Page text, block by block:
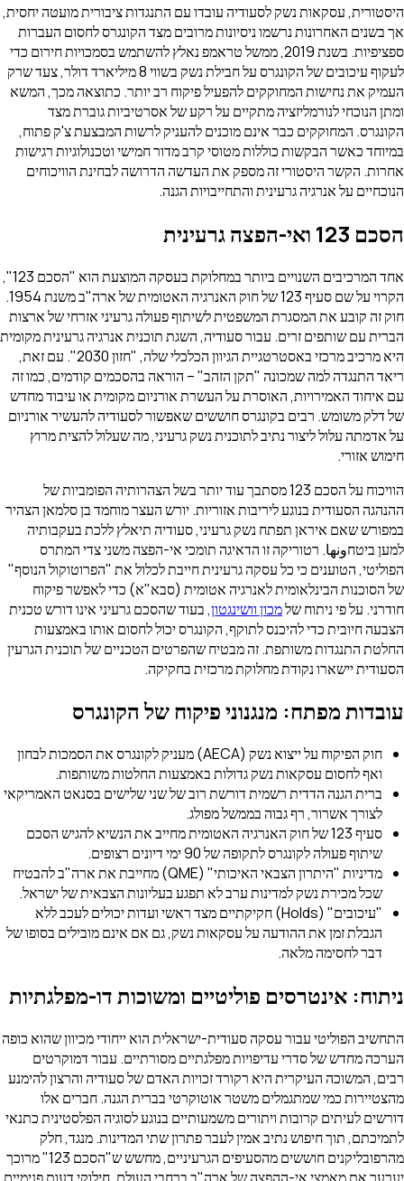
היסטורית, עסקאות נשק לסעודיה עובדו עם התנגדות ציבורית מועטה יחסית,
אך בשנים האחרונות נרשמו ניסיונות מרובים מצד הקונגרס לחסום העברות
ספציפיות. בשנת 2019, ממשל טראמפ נאלץ להשתמש בסמכויות חירום כדי
לעקוף עיכובים של הקונגרס על חבילת נשק בשווי 8 מיליארד דולר, צעד שרק
העמיק את נחישות המחוקקים להפעיל פיקוח רב יותר. כתוצאה מכך, המשא
ומתן הנוכחי לנורמליזציה מתקיים על רקע של אסרטיביות גוברת מצד
הקונגרס. המחוקקים כבר אינם מוכנים להעניק לרשות המבצעת צ'ק פתוח,
במיוחד כאשר הבקשות כוללות מטוסי קרב מדור חמישי וטכנולוגיות רגישות
אחרות. הקשר היסטורי זה מספק את העדשה הדרושה לבחינת הוויכוחים
הנוכחיים על אנרגיה גרעינית והתחייבויות הגנה.
הסכם 123 ואי-הפצה גרעינית
אחד המרכיבים השנויים ביותר במחלוקת בעסקה המוצעת הוא "הסכם 123",
הקרוי על שם סעיף 123 של חוק האנרגיה האטומית של ארה"ב משנת 1954.
חוק זה קובע את המסגרת המשפטית לשיתוף פעולה גרעיני אזרחי של ארצות
הברית עם שותפים זרים. עבור סעודיה, השגת תוכנית אנרגיה גרעינית מקומית
היא מרכיב מרכזי באסטרטגיית הגיוון הכלכלי שלה, "חזון 2030". עם זאת,
ריאד התנגדה למה שמכונה "תקן הזהב" – הוראה בהסכמים קודמים, כמו זה
עם איחוד האמירויות, האוסרת על העשרת אורניום מקומית או עיבוד מחדש
של דלק משומש. רבים בקונגרס חוששים שאפשור לסעודיה להעשיר אורניום
על אדמתה עלול ליצור נתיב לתוכנית נשק גרעיני, מה שעלול להצית מרוץ
חימוש אזורי.
הוויכוח על הסכם 123 מסתבך עוד יותר בשל הצהרותיה הפומביות של
ההנהגה הסעודית בנוגע ליריבות אזוריות. יורש העצר מוחמד בן סלמאן הצהיר
במפורש שאם איראן תפתח נשק גרעיני, סעודיה תיאלץ ללכת בעקבותיה
למען ביטחونها. רטוריקה זו הדאיגה תומכי אי-הפצה משני צדי המתרס
הפוליטי, הטוענים כי כל עסקה גרעינית חייבת לכלול את "הפרוטוקול הנוסף"
של הסוכנות הבינלאומית לאנרגיה אטומית (סבא"א) כדי לאפשר פיקוח
חודרני. על פי ניתוח שלמכון וושינגטון, בעוד שהסכם גרעיני אינו דורש טכנית
הצבעה חיובית כדי להיכנס לתוקף, הקונגרס יכול לחסום אותו באמצעות
החלטת התנגדות משותפת. זה מבטיח שהפרטים הטכניים של תוכנית הגרעין
הסעודית יישארו נקודת מחלוקת מרכזית בחקיקה.
עובדות מפתח: מנגנוני פיקוח של הקונגרס
חוק הפיקוח על ייצוא נשק (AECA) מעניק לקונגרס את הסמכות לבחון
ואף לחסום עסקאות נשק גדולות באמצעות החלטות משותפות.
ברית הגנה הדדית רשמית דורשת רוב של שני שלישים בסנאט האמריקאי
לצורך אשרור, רף גבוה בממשל מפולג.
סעיף 123 של חוק האנרגיה האטומית מחייב את הנשיא להגיש הסכם
שיתוף פעולה לקונגרס לתקופה של 90 ימי דיונים רצופים.
מדיניות "היתרון הצבאי האיכותי" (QME) מחייבת את ארה"ב להבטיח
שכל מכירת נשק למדינות ערב לא תפגע בעליונות הצבאית של ישראל.
"עיכובים" (Holds) חקיקתיים מצד ראשי ועדות יכולים לעכב ללא
הגבלת זמן את ההודעה על עסקאות נשק, גם אם אינם מובילים בסופו של
דבר לחסימה מלאה.
ניתוח: אינטרסים פוליטיים ומשוכות דו-מפלגתיות
התחשיב הפוליטי עבור עסקה סעודית-ישראלית הוא ייחודי מכיוון שהוא כופה
הערכה מחדש של סדרי עדיפויות מפלגתיים מסורתיים. עבור דמוקרטים
רבים, המשוכה העיקרית היא רקורד זכויות האדם של סעודיה והרצון להימנע
מהצטיירות כמי שמתגמלים משטר אוטוקרטי בברית הגנה. חברים אלו
דורשים לעיתים קרובות ויתורים משמעותיים בנוגע לסוגיה הפלסטינית כתנאי
לתמיכתם, תוך חיפוש נתיב אמין לעבר פתרון שתי המדינות. מנגד, חלק
מהרפובליקנים חוששים מהסעיפים הגרעיניים, מחשש ש"הסכם 123" מרוכך